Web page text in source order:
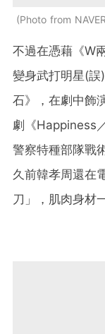
Photo from NAVER
不過在憑藉《W
變身武打明星(誤
石》，在劇中飾
劇《Happiness
警察特種部隊戰
久前韓孝周還在
刀」，肌肉身材